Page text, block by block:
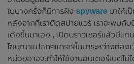
ในบางครั้งก็มีการฝัง spyware มาให้เ
หลังจากที่เราติดสปายแวร์ เราจะพบ
เด้งขึ้นมาเอง , เปิดบราวเซอร์แล้วมีแ
โฆษณาแปลกๆแทรกขึ้นมาระหว่างท่อง
หน่อยอาจจะทำให้ใช้งานอินเตอร์เนตไม่